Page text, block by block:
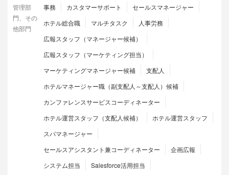
管理部
門、その
他部門
事務 カスタマーサポート
セールスマネージャー
ホテル総合職
マルチタスク
人事労務
広報スタッフ（マネージャー候補）
広報スタッフ（マーケティング担当）
マーケティングマネージャー候補
支配人
ホテルマネージャー職（副支配人～支配人）候補
カンファレンスサービスコーディネーター
ホテル運営スタッフ（支配人候補）
ホテル運営スタッフ
スパマネージャー
セールスアシスタント兼コーディネーター
企画広報
システム担当
Salesforce活用担当